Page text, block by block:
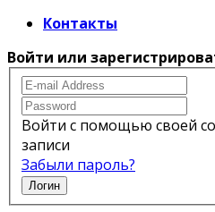
Контакты
Войти или
Войти с помощью своей
записи
Забыли пароль?
Логин